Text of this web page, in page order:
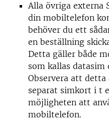
Alla övriga
din mobiltelefon
behöver du ett
en beställning
Detta gäller både
som kallas
Observera att
separat simkort i t
möjligheten att
mobiltelefon.